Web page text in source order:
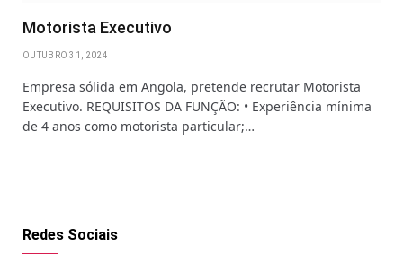
Motorista Executivo
OUTUBRO 31, 2024
Empresa sólida em Angola, pretende recrutar Motorista
Executivo. REQUISITOS DA FUNÇÃO: • Experiência mínima
de 4 anos como motorista particular;…
Redes Sociais